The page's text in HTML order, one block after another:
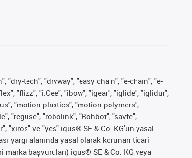
"dry-tech", "dryway", "easy chain", "e-chain", "e-
"flizz", "i.Cee", "ibow", "igear", "iglide", "iglidur",
"motion plastics", "motion polymers",
"reguse", "robolink", "Rohbot", "savfe",
"xiros" ve "yes" igus® SE & Co. KG'un yasal
yargı alanında yasal olarak korunan ticari
başvuruları) igus® SE & Co. KG veya